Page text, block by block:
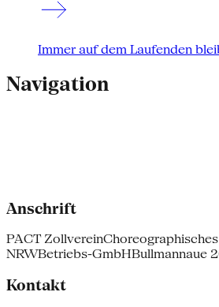
Immer auf dem Laufenden
Navigation
Anschrift
PACT Zollverein
NRWBetriebs-GmbHBullmannaue
Kontakt